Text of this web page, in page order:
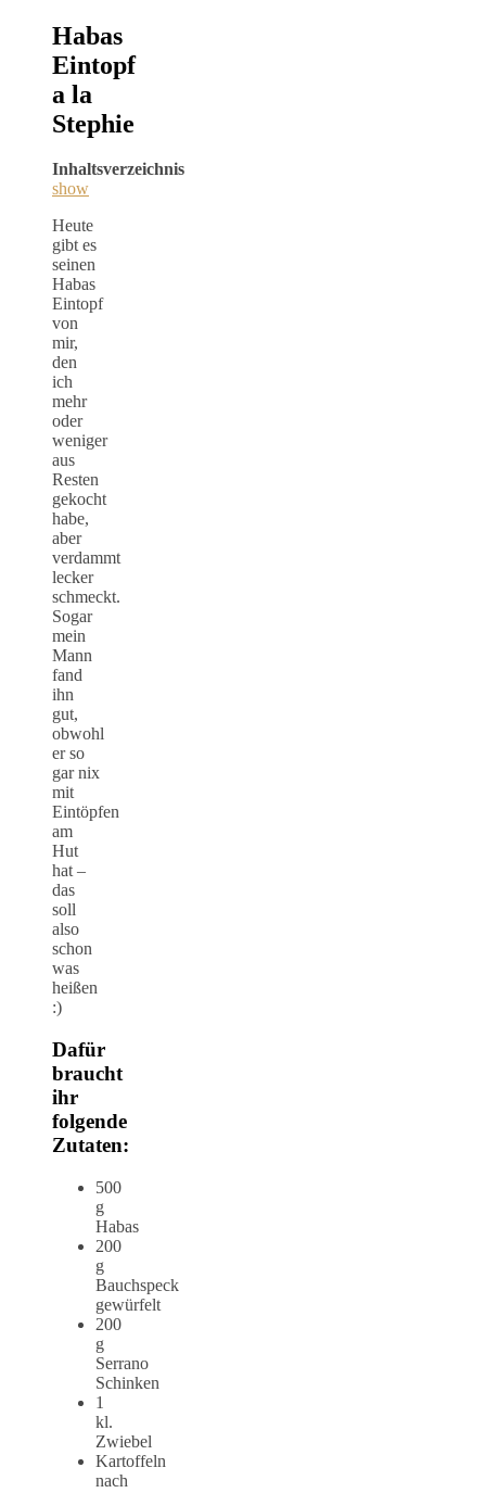
Habas
Eintopf
a la
Stephie
Inhaltsverzeichnis
show
Heute
gibt es
seinen
Habas
Eintopf
von
mir,
den
ich
mehr
oder
weniger
aus
Resten
gekocht
habe,
aber
verdammt
lecker
schmeckt.
Sogar
mein
Mann
fand
ihn
gut,
obwohl
er so
gar nix
mit
Eintöpfen
am
Hut
hat –
das
soll
also
schon
was
heißen
:)
Dafür
braucht
ihr
folgende
Zutaten:
500
g
Habas
200
g
Bauchspeck
gewürfelt
200
g
Serrano
Schinken
1
kl.
Zwiebel
Kartoffeln
nach